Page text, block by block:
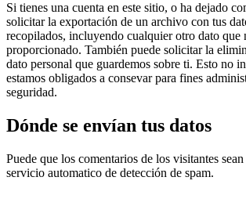
Si tienes una cuenta en este sitio, o ha dejado
solicitar la exportación de un archivo con tus
recopilados, incluyendo cualquier otro dato que
proporcionado. También puede solicitar la
dato personal que guardemos sobre ti. Esto no
estamos obligados a consevar para fines
seguridad.
Dónde se envían tus datos
Puede que los comentarios de los visitantes
servicio automatico de detección de spam.